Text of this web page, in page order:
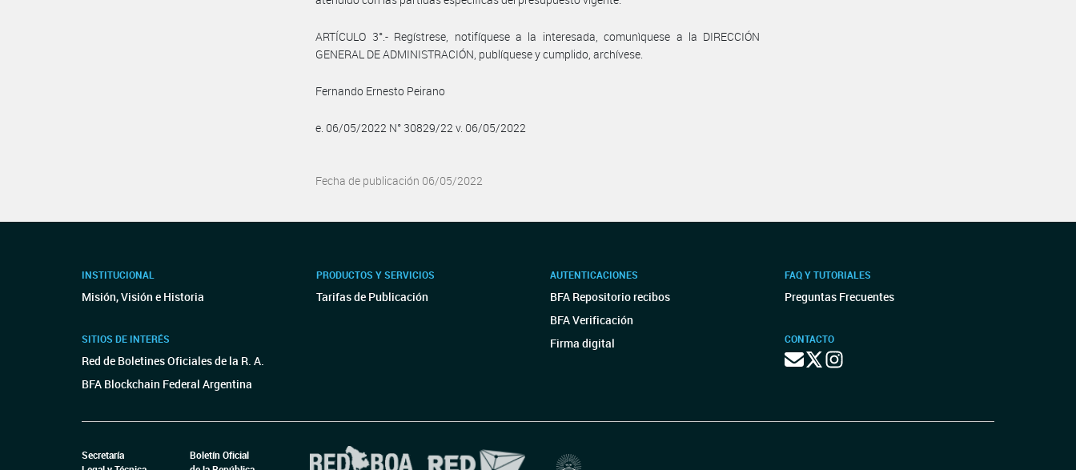
ARTÍCULO 3°.- Regístrese, notifíquese a la interesada, comunìquese a la DIRECCIÓN
GENERAL DE ADMINISTRACIÓN, publíquese y cumplido, archívese.
Fernando Ernesto Peirano
e. 06/05/2022 N° 30829/22 v. 06/05/2022
Fecha de publicación 06/05/2022
INSTITUCIONAL
Misión, Visión e Historia
SITIOS DE INTERÉS
Red de Boletines Oficiales de la R. A.
BFA Blockchain Federal Argentina
PRODUCTOS Y SERVICIOS
Tarifas de Publicación
AUTENTICACIONES
BFA Repositorio recibos
BFA Verificación
Firma digital
FAQ Y TUTORIALES
Preguntas Frecuentes
CONTACTO
Secretaría
Boletín Oficial